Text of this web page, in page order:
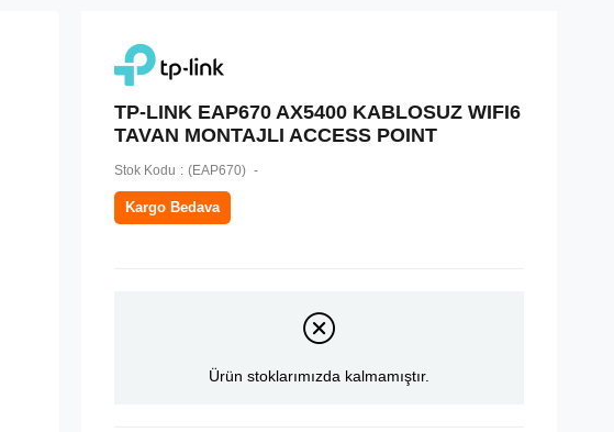
TP-LINK EAP670 AX5400 KABLOSUZ WIFI6
TAVAN MONTAJLI ACCESS POINT
Stok Kodu (EAP670)
Kargo Bedava
Ürün stoklarımızda kalmamıştır.